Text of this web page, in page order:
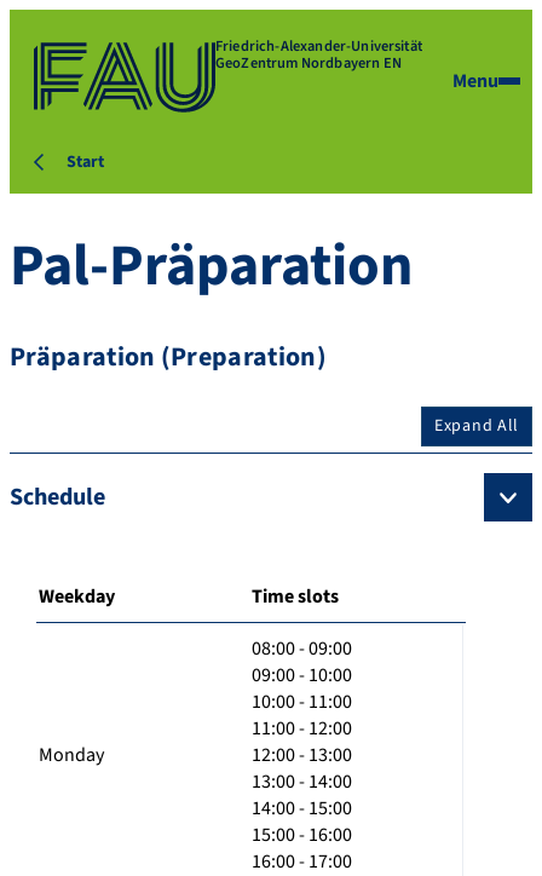
Friedrich-Alexander-Universität
GeoZentrum Nordbayern EN
Menu
Start
Pal-Präparation
Präparation (Preparation)
Expand All
Schedule
Weekday Time slots
Monday
08:00 - 09:00
09:00 - 10:00
10:00 - 11:00
11:00 - 12:00
12:00 - 13:00
13:00 - 14:00
14:00 - 15:00
15:00 - 16:00
16:00 - 17:00